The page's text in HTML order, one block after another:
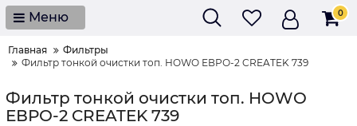
Меню 0
Главная
Фильтры
Фильтр тонкой очистки топ. HOWO ЕВРО-2 CREATEK 739
Фильтр тонкой очистки топ. HOWO
ЕВРО-2 CREATEK 739